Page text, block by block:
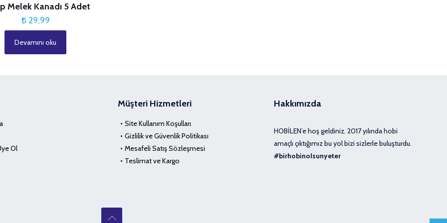
Melek Kanadı 5 Adet
₺29,99
Devamını oku
Ol
Müşteri Hizmetleri
Site Kullanım Koşulları
Gizlilik ve Güvenlik Politikası
Mesafeli Satış Sözleşmesi
Teslimat ve Kargo
Hakkımızda
HOBİLEN’e hoş geldiniz. 2017 yılında hobi
amaçlı çıktığımız bu yol bizi sizlerle buluşturdu.
#birhobinolsunyeter